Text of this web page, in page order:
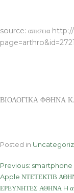
source: απιστια
ΒΙΟΛΟΓΙΚΑ ΦΘΗΝΑ
Posted in
Post
navigation
Previous: smartphone
Apple ΝΤΕΤΕΚΤΙΒ
ΕΡΕΥΝΗΤΕΣ ΑΘΗΝΑ H